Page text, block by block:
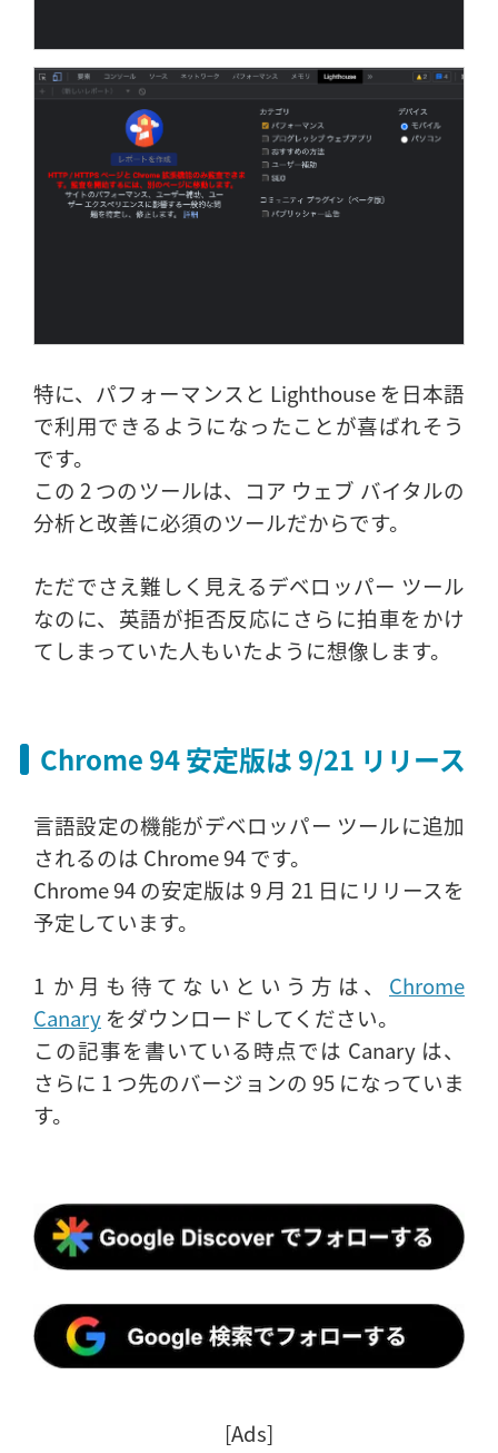
特に、パフォーマンスと Lighthouse を日本語
で利用できるようになったことが喜ばれそう
です。
この 2 つのツールは、コア ウェブ バイタルの
分析と改善に必須のツールだからです。
ただでさえ難しく見えるデベロッパー ツール
なのに、英語が拒否反応にさらに拍車をかけ
てしまっていた人もいたように想像します。
Chrome 94 安定版は 9/21 リリース
言語設定の機能がデベロッパー ツールに追加
されるのは Chrome 94 です。
Chrome 94 の安定版は 9 月 21 日にリリースを
予定しています。
1 か月も待てないという方は、 Chrome
Canary をダウンロードしてください。
この記事を書いている時点では Canary は、
さらに 1 つ先のバージョンの 95 になっていま
す。
[Ads]